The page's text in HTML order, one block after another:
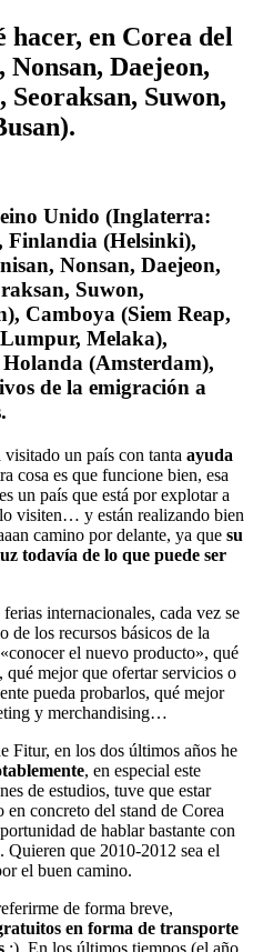
en Corea del
Nonsan, Daejeon,
Suwon,
Unido (Inglaterra:
Finlandia (Helsinki),
Nonsan, Daejeon,
Suwon,
Camboya (Siem Reap,
Melaka),
(Amsterdam),
de la emigración a
un país con tanta ayuda
cosa es que funcione bien, esa
un país que está por explotar a
visiten… y están realizando bien
camino por delante, ya que su
todavía de lo que puede ser
internacionales, cada vez se
los recursos básicos de la
el nuevo producto», qué
qué mejor que ofertar servicios o
pueda probarlos, qué mejor
y merchandising…
Fitur, en los dos últimos años he
, en especial este
de estudios, tuve que estar
concreto del stand de Corea
de hablar bastante con
. Quieren que 2010-2012 sea el
el buen camino.
de forma breve,
en forma de transporte